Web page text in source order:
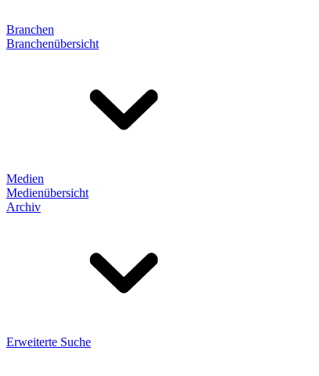
Branchen
Branchenübersicht
Medien
Medienübersicht
Archiv
Erweiterte Suche